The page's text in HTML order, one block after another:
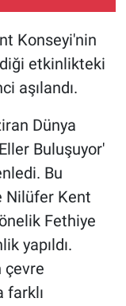
Konseyi'nin
etkinlikteki
aşılandı.
Dünya
Buluşuyor'
Bu
Nilüfer Kent
Fethiye
yapıldı.
çevre
farklı